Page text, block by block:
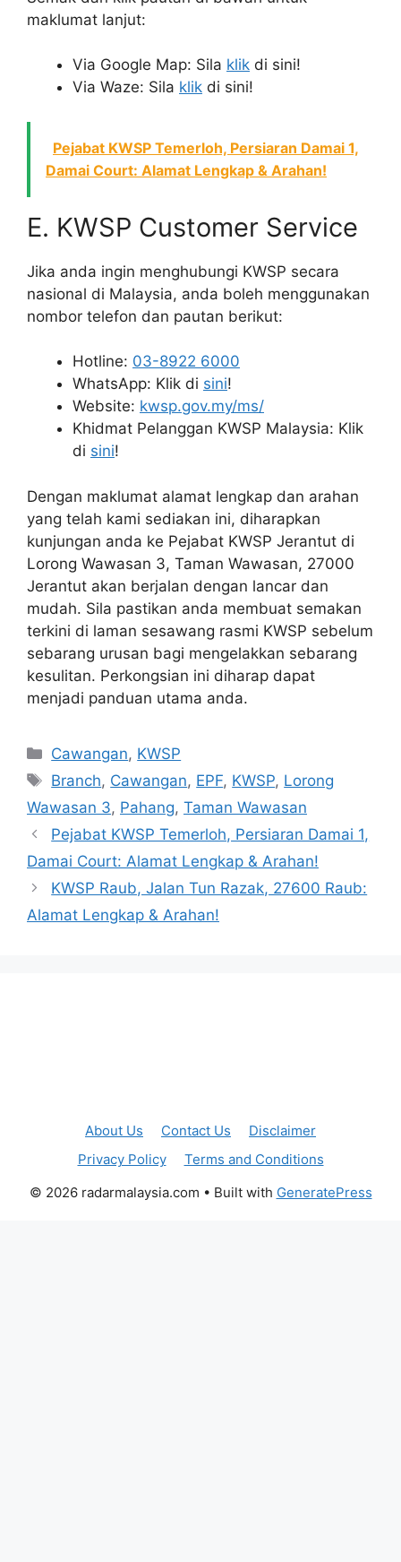
maklumat lanjut:
Via Google Map: Sila klik di sini!
Via Waze: Sila klik di sini!
Pejabat KWSP Temerloh, Persiaran Damai 1,
Damai Court: Alamat Lengkap & Arahan!
E. KWSP Customer Service
Jika anda ingin menghubungi KWSP secara
nasional di Malaysia, anda boleh menggunakan
nombor telefon dan pautan berikut:
Hotline: 03-8922 6000
WhatsApp: Klik di sini!
Website: kwsp.gov.my/ms/
Khidmat Pelanggan KWSP Malaysia: Klik
di sini!
Dengan maklumat alamat lengkap dan arahan
yang telah kami sediakan ini, diharapkan
kunjungan anda ke Pejabat KWSP Jerantut di
Lorong Wawasan 3, Taman Wawasan, 27000
Jerantut akan berjalan dengan lancar dan
mudah. Sila pastikan anda membuat semakan
terkini di laman sesawang rasmi KWSP sebelum
sebarang urusan bagi mengelakkan sebarang
kesulitan. Perkongsian ini diharap dapat
menjadi panduan utama anda.
Categories
Cawangan, KWSP
Tags
Branch, Cawangan, EPF, KWSP, Lorong
Wawasan 3, Pahang, Taman Wawasan
Pejabat KWSP Temerloh, Persiaran Damai 1,
Damai Court: Alamat Lengkap & Arahan!
KWSP Raub, Jalan Tun Razak, 27600 Raub:
Alamat Lengkap & Arahan!
About Us Contact Us
Disclaimer
Privacy Policy
Terms and Conditions
© 2026 radarmalaysia.com • Built with GeneratePress